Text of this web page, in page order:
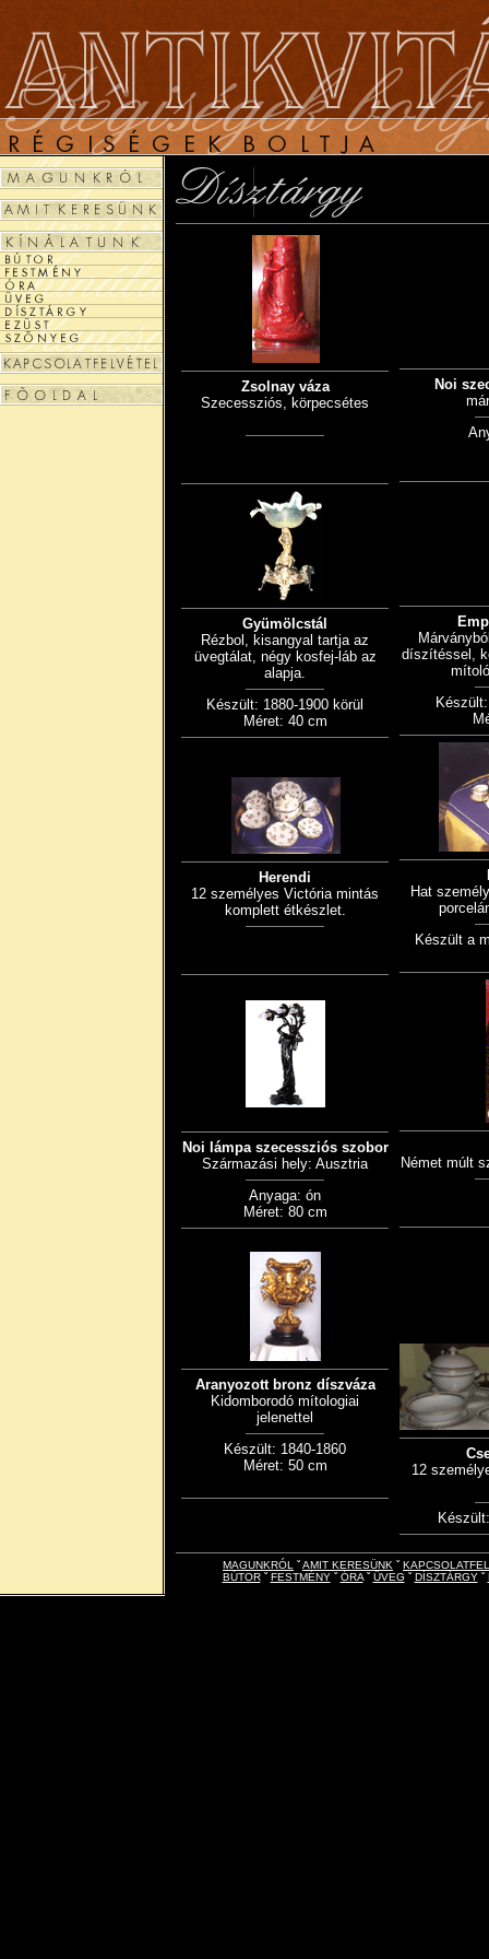
Zsolnay váza
Szecessziós, körpecsétes
Gyümölcstál
Rézbol, kisangyal tartja az
üvegtálat, négy kosfej-láb az
alapja.
Készült: 1880-1900 körül
Méret: 40 cm
Herendi
12 személyes Victória mintás
komplett étkészlet.
Noi lámpa szecessziós szobor
Származási hely: Ausztria
Anyaga: ón
Méret: 80 cm
Aranyozott bronz díszváza
Kidomborodó mítologiai
jelenettel
Készült: 1840-1860
Méret: 50 cm
Noi
díszítéssel,
Hat
Készült a
Német múlt
12
MAGUNKRÓL ˇAMIT KERESÜNK ˇ
BÚTORˇ FESTMÉNYˇ ÓRAˇ ÜVEG ˇ DÍSZTÁRGYˇ